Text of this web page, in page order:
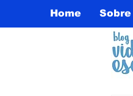
Home Sobre